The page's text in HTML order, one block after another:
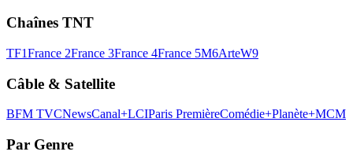
Chaînes TNT
TF1France 2France 3France 4France 5M6ArteW9
Câble & Satellite
BFM TVCNewsCanal+LCIParis PremièreComédie+Planète+MCM
Par Genre